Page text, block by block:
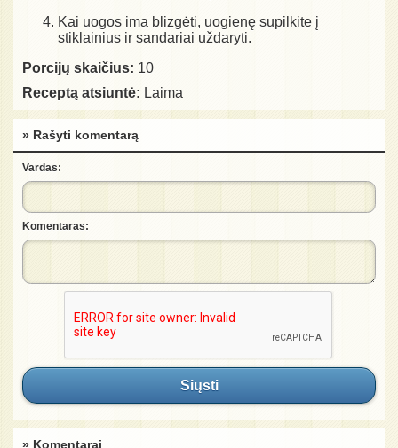
Kai uogos ima blizgėti, uogienę supilkite į
stiklainius ir sandariai uždaryti.
Porcijų skaičius: 10
Receptą atsiuntė: Laima
» Rašyti komentarą
Vardas:
Komentaras:
Siųsti
» Komentarai